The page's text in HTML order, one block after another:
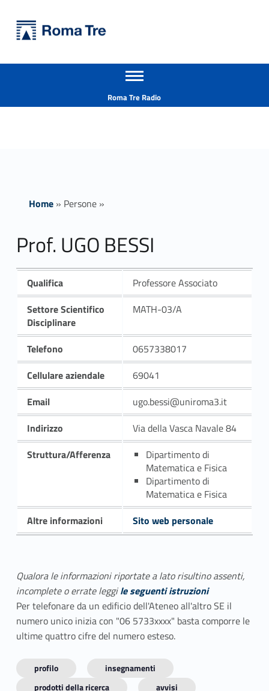
Prof. UGO BESSI - Università Roma Tre
Apri il menu secondario
Roma Tre Radio
Home» Persone»
Prof. UGO BESSI
Qualifica
Professore Associato
Settore Scientifico
Disciplinare
MATH-03/A
Telefono
0657338017
Cellulare aziendale
69041
Email
ugo.bessi@uniroma3.it
Indirizzo
Via della Vasca Navale 84
Struttura/Afferenza
Dipartimento di
Matematica e Fisica
Dipartimento di
Matematica e Fisica
Altre informazioni
Sito web personale
Qualora le informazioni riportate a lato risultino assenti,
incomplete o errate leggile seguenti istruzioni
Per telefonare da un edificio dell'Ateneo all'altro SE il
numero unico inizia con "06 5733xxxx" basta comporre le
ultime quattro cifre del numero esteso.
profilo
insegnamenti
prodotti della ricerca
avvisi